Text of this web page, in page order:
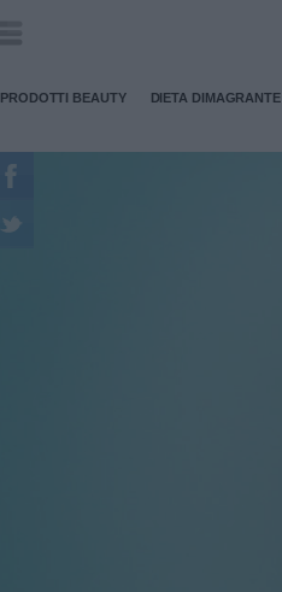
PRODOTTI BEAUTY DIETA DIMAGRANTE